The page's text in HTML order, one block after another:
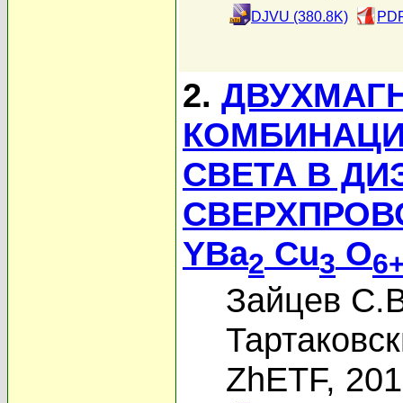
DJVU (380.8K)
2.
СВЕТА В
YBa2 Cu3 O
Зайцев
ZhETF,